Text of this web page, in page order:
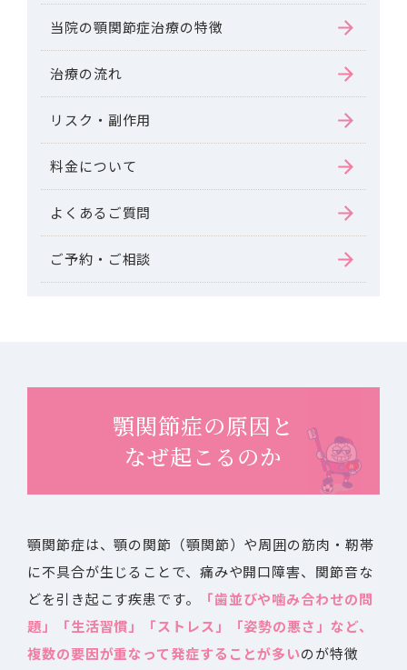
当院の顎関節症治療の特徴
治療の流れ
リスク・副作用
料金について
よくあるご質問
ご予約・ご相談
顎関節症の原因と
なぜ起こるのか
顎関節症は、顎の関節（顎関節）や周囲の筋肉・靭帯
に不具合が生じることで、痛みや開口障害、関節音な
どを引き起こす疾患です。
「歯並びや噛み合わせの問
題」「生活習慣」「ストレス」「姿勢の悪さ」など、
複数の要因が重なって発症することが多いのが特徴